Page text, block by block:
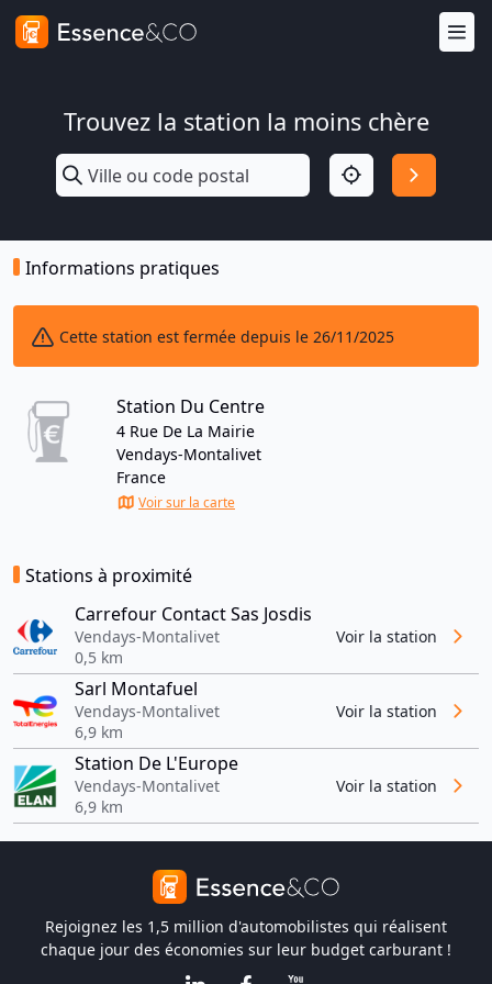
Trouvez la station la moins chère
Informations pratiques
Cette station est fermée depuis le 26/11/2025
Station Du Centre
4 Rue De La Mairie
Vendays-Montalivet
France
Voir sur la carte
Stations à proximité
Carrefour Contact Sas Josdis
Vendays-Montalivet
0,5 km
Voir la station
Sarl Montafuel
Vendays-Montalivet
6,9 km
Voir la station
Station De L'Europe
Vendays-Montalivet
6,9 km
Voir la station
Rejoignez les 1,5 million d'automobilistes qui réalisent
chaque jour des économies sur leur budget carburant !